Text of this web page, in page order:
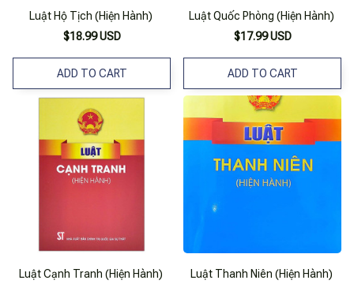
Luật Hộ Tịch (Hiện Hành)
$18.99 USD
ADD TO CART
Luật Quốc Phòng (Hiện Hành)
$17.99 USD
ADD TO CART
Luật Cạnh Tranh (Hiện Hành)
Luật Thanh Niên (Hiện Hành)